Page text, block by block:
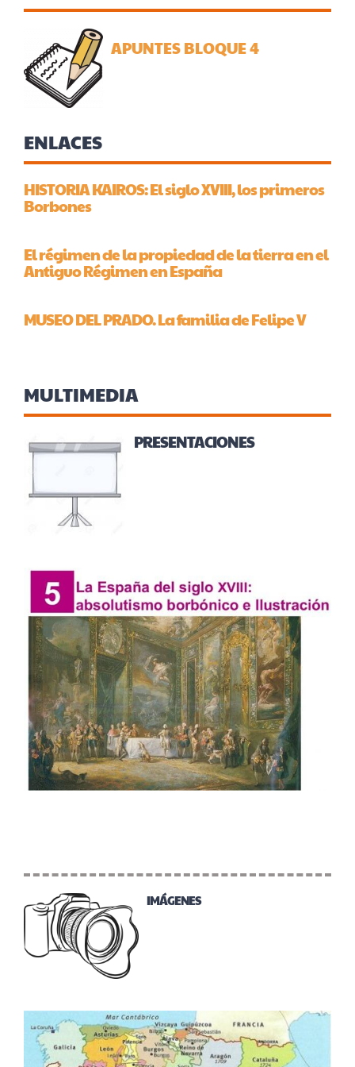
APUNTES BLOQUE 4
ENLACES
HISTORIA KAIROS: El siglo XVIII, los primeros
Borbones
El régimen de la propiedad de la tierra en el
Antiguo Régimen en España
MUSEO DEL PRADO. La familia de Felipe V
MULTIMEDIA
PRESENTACIONES
IMÁGENES